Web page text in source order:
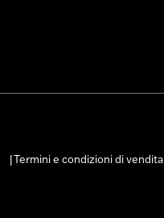
Termini e condizioni di vendita